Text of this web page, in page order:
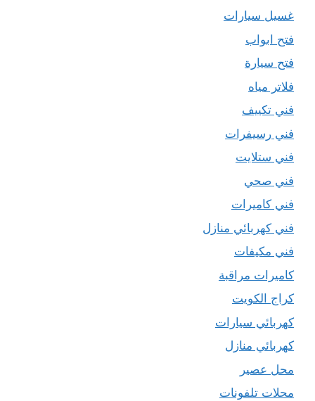
غسيل سيارات
فتح ابواب
فتح سيارة
فلاتر مياه
فني تكييف
فني رسيفرات
فني ستلايت
فني صحي
فني كاميرات
فني كهربائي منازل
فني مكيفات
كاميرات مراقبة
كراج الكويت
كهربائي سيارات
كهربائي منازل
محل عصير
محلات تلفونات